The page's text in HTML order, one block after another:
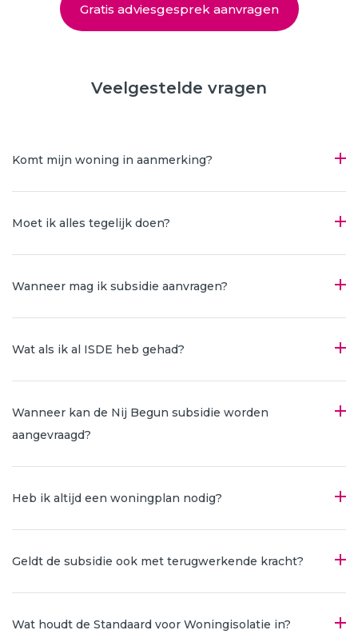
Gratis adviesgesprek aanvragen
Veelgestelde vragen
Komt mijn woning in aanmerking?
Moet ik alles tegelijk doen?
Wanneer mag ik subsidie aanvragen?
Wat als ik al ISDE heb gehad?
Wanneer kan de Nij Begun subsidie worden
aangevraagd?
Heb ik altijd een woningplan nodig?
Geldt de subsidie ook met terugwerkende kracht?
Wat houdt de Standaard voor Woningisolatie in?